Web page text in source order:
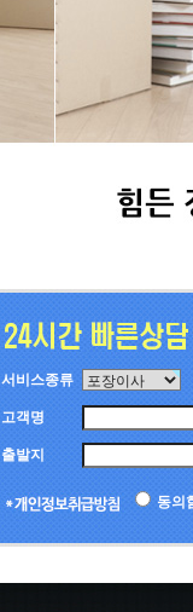
서비스종류
고객명
출발지
동의